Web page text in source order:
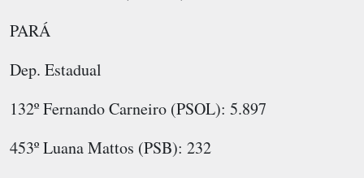
PARÁ
Dep. Estadual
132º Fernando Carneiro (PSOL): 5.897
453º Luana Mattos (PSB): 232